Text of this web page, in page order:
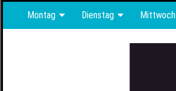
Montag Dienstag Mittwoch